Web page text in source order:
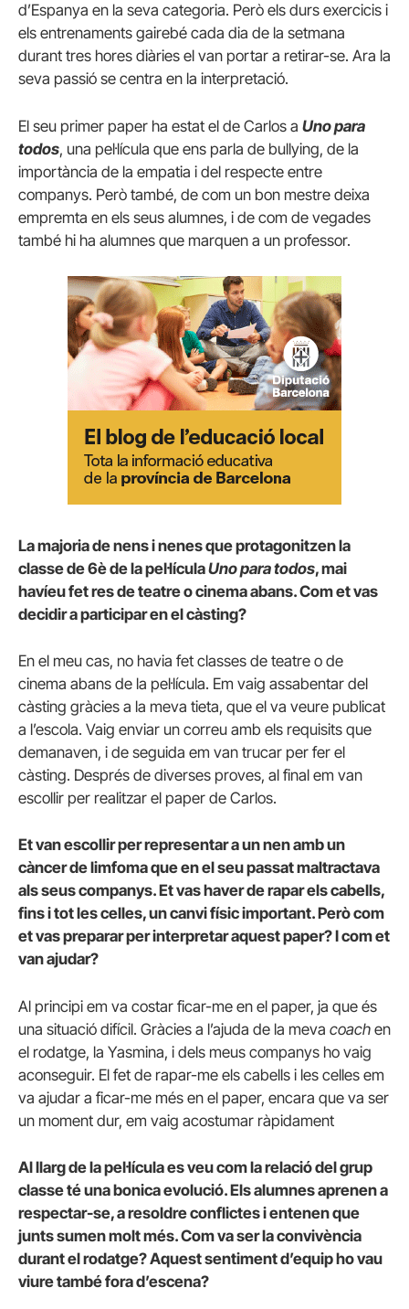
d’Espanya en la seva categoria. Però els durs exercicis i
els entrenaments gairebé cada dia de la setmana
durant tres hores diàries el van portar a retirar-se. Ara la
seva passió se centra en la interpretació.
El seu primer paper ha estat el de Carlos a Uno para
todos, una pel·lícula que ens parla de bullying, de la
importància de la empatia i del respecte entre
companys. Però també, de com un bon mestre deixa
empremta en els seus alumnes, i de com de vegades
també hi ha alumnes que marquen a un professor.
La majoria de nens i nenes que protagonitzen la
classe de 6è de la pel·lículaUno para todos, mai
havíeu fet res de teatre o cinema abans. Com et vas
decidir a participar en el càsting?
En el meu cas, no havia fet classes de teatre o de
cinema abans de la pel·lícula. Em vaig assabentar del
càsting gràcies a la meva tieta, que el va veure publicat
a l’escola. Vaig enviar un correu amb els requisits que
demanaven, i de seguida em van trucar per fer el
càsting. Després de diverses proves, al final em van
escollir per realitzar el paper de Carlos.
Et van escollir per representar a un nen amb un
càncer de limfoma que en el seu passat maltractava
als seus companys. Et vas haver de rapar els cabells,
fins i tot les celles, un canvi físic important. Però com
et vas preparar per interpretar aquest paper? I com et
van ajudar?
Al principi em va costar ficar-me en el paper, ja que és
una situació difícil. Gràcies a l’ajuda de la meva coach en
el rodatge, la Yasmina, i dels meus companys ho vaig
aconseguir. El fet de rapar-me els cabells i les celles em
va ajudar a ficar-me més en el paper, encara que va ser
un moment dur, em vaig acostumar ràpidament
Al llarg de la pel·lícula es veu com la relació del grup
classe té una bonica evolució. Els alumnes aprenen a
respectar-se, a resoldre conflictes i entenen que
junts sumen molt més. Com va ser la convivència
durant el rodatge? Aquest sentiment d’equip ho vau
viure també fora d’escena?